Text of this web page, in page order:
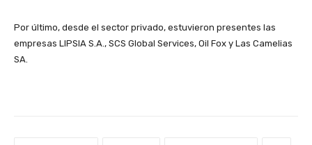
Por último, desde el sector privado, estuvieron presentes las
empresas LIPSIA S.A., SCS Global Services, Oil Fox y Las Camelias
SA.